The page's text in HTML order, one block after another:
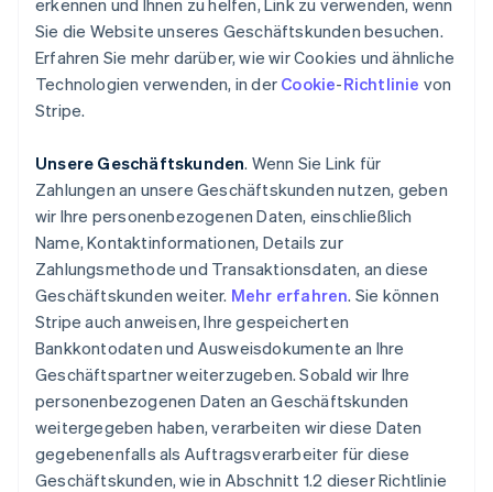
erkennen und Ihnen zu helfen, Link zu verwenden, wenn
Sie die Website unseres Geschäftskunden besuchen.
Erfahren Sie mehr darüber, wie wir Cookies und ähnliche
Technologien verwenden, in der Cookie-Richtlinie von
Stripe.
Unsere Geschäftskunden. Wenn Sie Link für
Zahlungen an unsere Geschäftskunden nutzen, geben
wir Ihre personenbezogenen Daten, einschließlich
Name, Kontaktinformationen, Details zur
Zahlungsmethode und Transaktionsdaten, an diese
Geschäftskunden weiter. Mehr erfahren. Sie können
Stripe auch anweisen, Ihre gespeicherten
Bankkontodaten und Ausweisdokumente an Ihre
Geschäftspartner weiterzugeben. Sobald wir Ihre
personenbezogenen Daten an Geschäftskunden
weitergegeben haben, verarbeiten wir diese Daten
gegebenenfalls als Auftragsverarbeiter für diese
Geschäftskunden, wie in Abschnitt 1.2 dieser Richtlinie